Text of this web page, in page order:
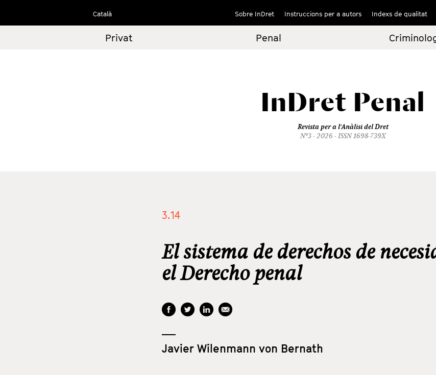
contenido
Català Sobre InDret Instruccions per a autors Indexs de qualitat
Privat Penal
InDret Penal
Revista per a l'Anàlisi del Dret
Nº3 - 2026 - ISSN 1698-739X
3.14
El sistema de derechos de
el Derecho penal
Javier Wilenmann von Bernath